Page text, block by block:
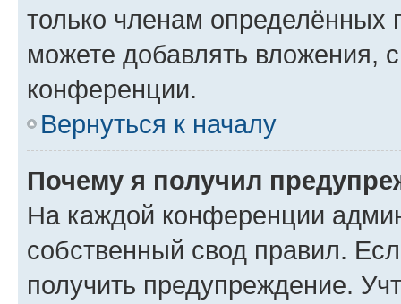
только членам определённых
можете добавлять вложения,
конференции.
Вернуться к началу
Почему я получил
На каждой конференции
собственный свод правил.
получить предупреждение.